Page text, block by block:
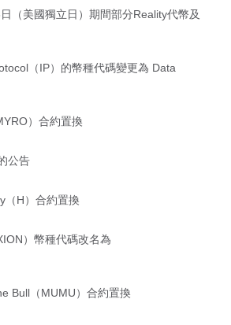
（美國獨立日）期間部分Reality代幣及
（IP）的幣種代碼變更為 Data
）合約置換
公告
（H）合約置換
）幣種代碼改名為
Bull（MUMU）合約置換